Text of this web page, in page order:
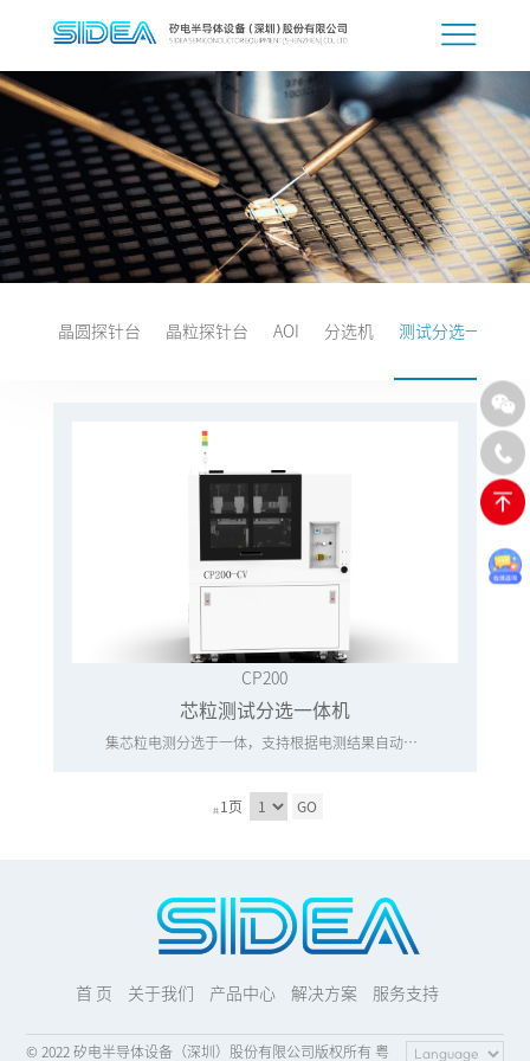
晶圆探针台 晶粒探针台 AOI 分选机 测试分选一体机
CP200
芯粒测试分选一体机
集芯粒电测分选于一体，支持根据电测结果自动分Bin，适用于单层电容芯片测试分选工艺。
共 1页 GO
首 页 关于我们 产品中心 解决方案 服务支持
© 2022 矽电半导体设备（深圳）股份有限公司版权所有 粤